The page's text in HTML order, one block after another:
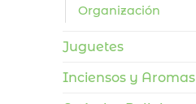
Organización
Juguetes
Inciensos y Aromas